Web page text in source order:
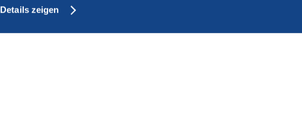
Details zeigen